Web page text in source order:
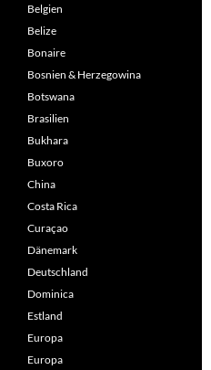
Belgien
Belize
Bonaire
Bosnien & Herzegowina
Botswana
Brasilien
Bukhara
Buxoro
China
Costa Rica
Curaçao
Dänemark
Deutschland
Dominica
Estland
Europa
Europa